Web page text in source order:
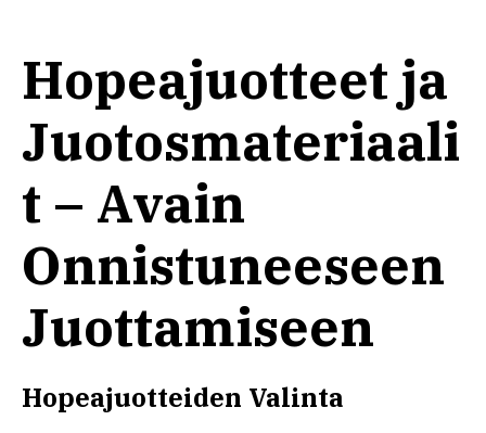
Hopeajuotteet ja
Juotosmateriaali
t – Avain
Onnistuneeseen
Juottamiseen
Hopeajuotteiden Valinta